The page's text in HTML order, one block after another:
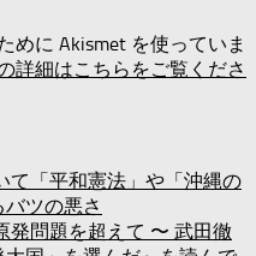
めに Akismet を使っていま
詳細はこちらをご覧くださ
て「平和憲法」や「沖縄の
ツの悪さ
発問題を超えて 〜 武田徹